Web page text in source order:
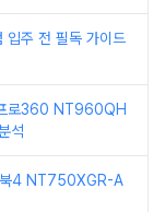
입주 전 필독 가이드
프로360 NT960QH
석
북4 NT750XGR-A